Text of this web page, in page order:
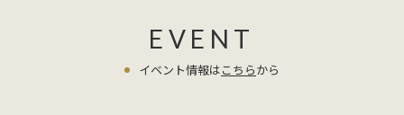
EVENT
イベント情報はこちらから